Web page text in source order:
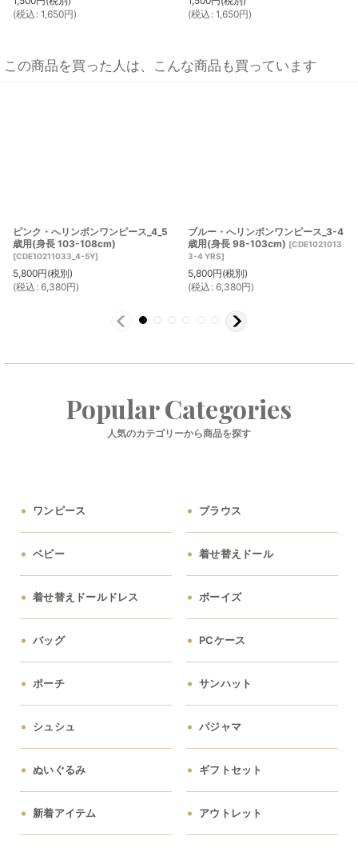
(税込 : 1,650円)
(税込 : 1,650円)
この商品を買った人は、こんな商品も買っています
ピンク・へリンボンワンピース_4_5
歳用(身長 103-108cm)
[CDE10211033_4-5Y]
5,800円(税別)
(税込 : 6,380円)
ブルー・へリンボンワンピース_3-4
歳用(身長 98-103cm) [CDE1021013
3-4 YRS]
5,800円(税別)
(税込 : 6,380円)
Popular Categories
人気のカテゴリーから商品を探す
ワンピース ブラウス
ベビー 着せ替えドール
着せ替えドールドレス ボーイズ
バッグ PCケース
ポーチ サンハット
シュシュ パジャマ
ぬいぐるみ ギフトセット
新着アイテム アウトレット